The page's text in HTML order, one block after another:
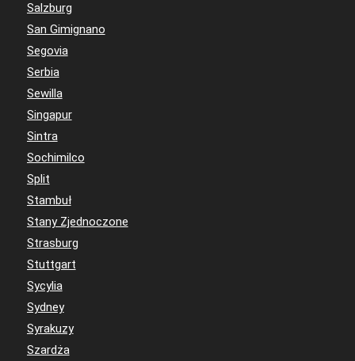
Salzburg
San Gimignano
Segovia
Serbia
Sewilla
Singapur
Sintra
Sochimilco
Split
Stambuł
Stany Zjednoczone
Strasburg
Stuttgart
Sycylia
Sydney
Syrakuzy
Szardża